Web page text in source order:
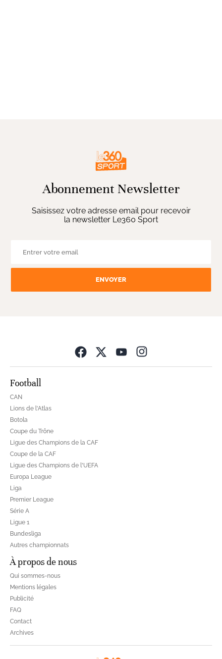
Abonnement Newsletter
Saisissez votre adresse email pour recevoir
la newsletter Le360 Sport
ENVOYER
Football
CAN
Lions de l'Atlas
Botola
Coupe du Trône
Ligue des Champions de la CAF
Coupe de la CAF
Ligue des Champions de l'UEFA
Europa League
Liga
Premier League
Série A
Ligue 1
Bundesliga
Autres championnats
À propos de nous
Qui sommes-nous
Mentions légales
Publicité
FAQ
Contact
Archives